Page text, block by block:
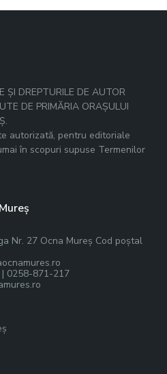
ȘI DREPTURILE DE AUTOR
DE PRIMĂRIA ORAȘULUI
autorizată, pentru editoriale
în scopuri supuse Termenilor
Nr. 27 Ocna Mureș Cod poștal
0258-871-217